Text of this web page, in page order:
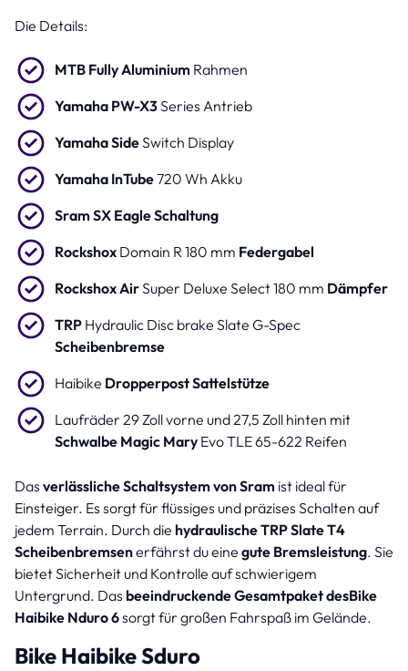
Die Details:
MTB Fully Aluminium Rahmen
Yamaha PW-X3Series Antrieb
Yamaha SideSwitch Display
Yamaha InTube720 Wh Akku
Sram SX Eagle Schaltung
Rockshox Domain R 180 mm Federgabel
Rockshox AirSuper Deluxe Select 180 mm Dämpfer
TRP Hydraulic Disc brake Slate G-Spec
Scheibenbremse
Haibike Dropperpost Sattelstütze
Laufräder 29 Zoll vorne und 27,5 Zoll hinten mit
Schwalbe Magic Mary Evo TLE 65-622 Reifen
Das verlässliche Schaltsystem von Sram ist ideal für
Einsteiger. Es sorgt für flüssiges und präzises Schalten auf
jedem Terrain. Durch die hydraulische TRP Slate T4
Scheibenbremsenerfährst du eine gute Bremsleistung. Sie
bietet Sicherheit und Kontrolle auf schwierigem
Untergrund. Das beeindruckende Gesamtpaket desBike
Haibike Nduro 6sorgt für großen Fahrspaß im Gelände.
Bike Haibike Sduro